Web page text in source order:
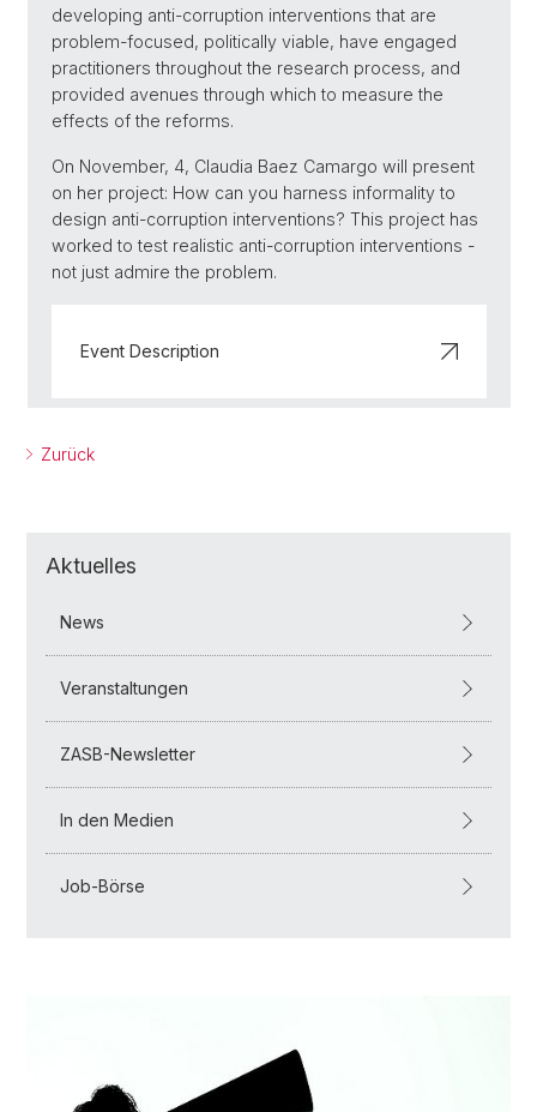
developing anti-corruption interventions that are
problem-focused, politically viable, have engaged
practitioners throughout the research process, and
provided avenues through which to measure the
effects of the reforms.
On November, 4, Claudia Baez Camargo will present
on her project: How can you harness informality to
design anti-corruption interventions? This project has
worked to test realistic anti-corruption interventions -
not just admire the problem.
Event Description
Zurück
Aktuelles
News
Veranstaltungen
ZASB-Newsletter
In den Medien
Job-Börse